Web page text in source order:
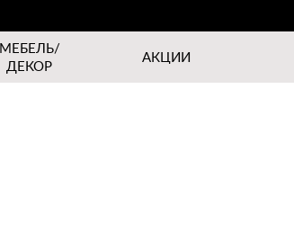
МЕБЕЛЬ/
ДЕКОР
АКЦИИ